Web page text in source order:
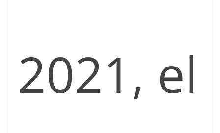
2021, el